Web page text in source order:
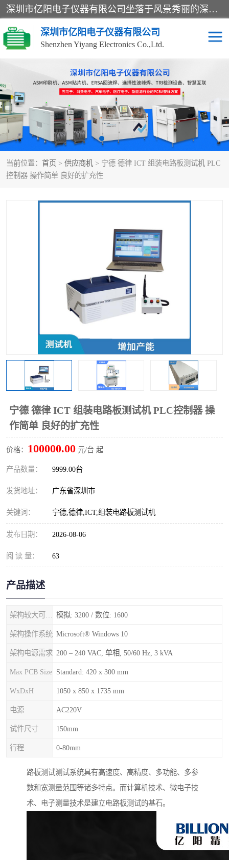
深圳市亿阳电子仪器有限公司坐落于风景秀丽的深圳市光明区，集SMT设备销售务为一体，努力为客户提供电子装配解决方案。与行业**SMT设备厂商：ASM（印刷机，锡膏检查机，贴片机），德国ERSA（爱莎）建立了稳固的代理合作关系，销售的设备一直保持**电子装配行业未来发展方向，能够满足客户各种繁杂产品的生产应用。
深圳市亿阳电子仪器有限公司
Shenzhen Yiyang Electronics Co.,Ltd.
当前位置： 首页 > 供应商机 > 宁德 德律 ICT 组装电路板测试机 PLC
控制器 操作简单 良好的扩充性
宁德 德律 ICT 组装电路板测试机 PLC控制器 操
作简单 良好的扩充性
价格： 100000.00 元/台 起
产品数量： 9999.00台
发货地址： 广东省深圳市
关键词： 宁德,德律,ICT,组装电路板测试机
发布日期： 2026-08-06
阅 读 量： 63
产品描述
模拟: 3200 / 数位: 1600
架构操作系统 Microsoft® Windows 10
架构电源需求 200 – 240 VAC, 单相, 50/60 Hz, 3 kVA
Max PCB Size Standard: 420 x 300 mm
WxDxH 1050 x 850 x 1735 mm
电源 AC220V
试件尺寸 150mm
行程 0-80mm
路板测试测试系统具有高速度、高精度、多功能、多参
数和宽测量范围等诸多特点。而计算机技术、微电子技
术、电子测量技术是建立电路板测试的基石。
SX全自动高速贴片机 E系列中速贴片机
NeoHorizon全自动锡膏印
刷机
选择性波峰焊
VERSAFLOW-335
回流焊HOTFLOW 3/20e 波峰焊
BGA返修台HR600/2 自动光学检测TR7700QE